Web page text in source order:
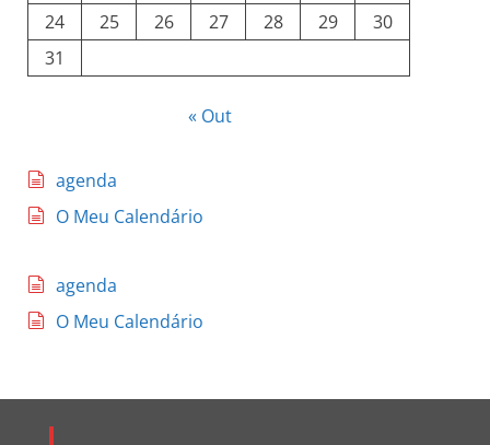
24
25 26 27 28 29
30
31
« Out
agenda
O Meu Calendário
agenda
O Meu Calendário